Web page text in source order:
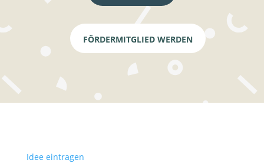
FÖRDERMITGLIED WERDEN
Idee eintragen